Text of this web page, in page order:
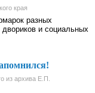
края
разных
и социальных
из архива Е.П.